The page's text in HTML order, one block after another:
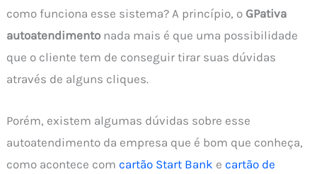
como funciona esse sistema? A princípio, o GPativa
autoatendimento nada mais é que uma possibilidade
que o cliente tem de conseguir tirar suas dúvidas
através de alguns cliques.
Porém, existem algumas dúvidas sobre esse
autoatendimento da empresa que é bom que conheça,
como acontece comcartão Start Bank ecartão de